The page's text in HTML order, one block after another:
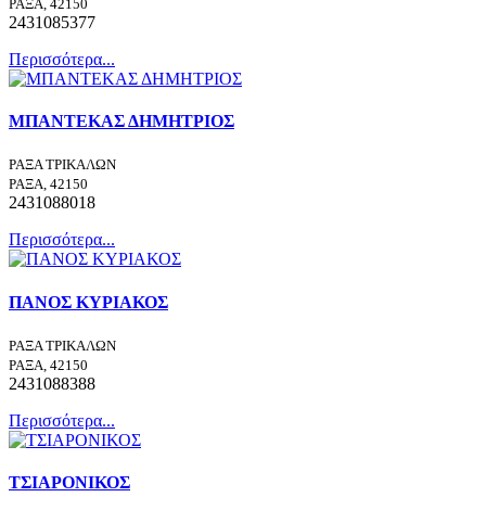
ΡΑΞΑ, 42150
2431085377
Περισσότερα...
ΜΠΑΝΤΕΚΑΣ ΔΗΜΗΤΡΙΟΣ
ΡΑΞΑ ΤΡΙΚΑΛΩΝ
ΡΑΞΑ, 42150
2431088018
Περισσότερα...
ΠΑΝΟΣ ΚΥΡΙΑΚΟΣ
ΡΑΞΑ ΤΡΙΚΑΛΩΝ
ΡΑΞΑ, 42150
2431088388
Περισσότερα...
ΤΣΙΑΡΟΝΙΚΟΣ